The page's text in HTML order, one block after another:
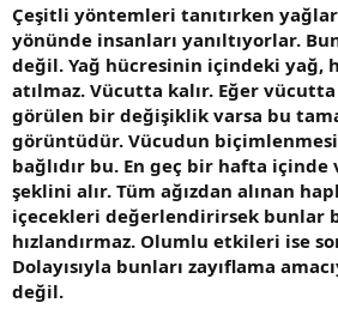
Çeşitli yöntemleri tanıtırken
yönünde insanları yanıltıyorlar.
değil. Yağ hücresinin içindeki yağ,
atılmaz. Vücutta kalır. Eğer vücutta
görülen bir değişiklik varsa bu
görüntüdür. Vücudun biçimlenmesi
bağlıdır bu. En geç bir hafta
şeklini alır. Tüm ağızdan alınan
içecekleri değerlendirirsek bunlar
hızlandırmaz. Olumlu etkileri ise
Dolayısıyla bunları zayıflama
değil.